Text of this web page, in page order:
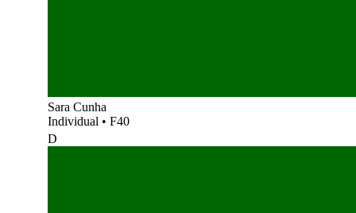
Sara Cunha
Individual • F40
D